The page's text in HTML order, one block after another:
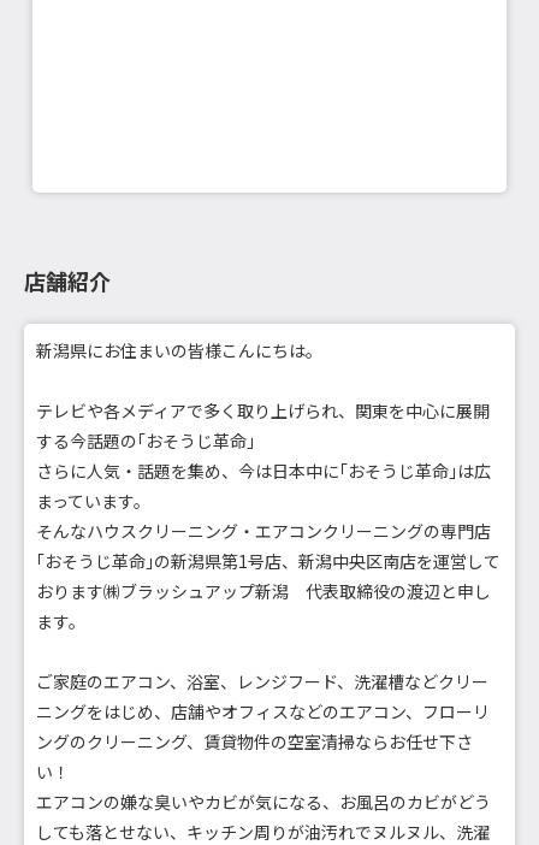
店舗紹介
新潟県にお住まいの皆様こんにちは。
テレビや各メディアで多く取り上げられ、関東を中心に展開
する今話題の｢おそうじ革命｣
さらに人気・話題を集め、今は日本中に｢おそうじ革命｣は広
まっています。
そんなハウスクリーニング・エアコンクリーニングの専門店
｢おそうじ革命｣の新潟県第1号店、新潟中央区南店を運営して
おります㈱ブラッシュアップ新潟 代表取締役の渡辺と申し
ます。
ご家庭のエアコン、浴室、レンジフード、洗濯槽などクリー
ニングをはじめ、店舗やオフィスなどのエアコン、フローリ
ングのクリーニング、賃貸物件の空室清掃ならお任せ下さ
い！
エアコンの嫌な臭いやカビが気になる、お風呂のカビがどう
しても落とせない、キッチン周りが油汚れでヌルヌル、洗濯